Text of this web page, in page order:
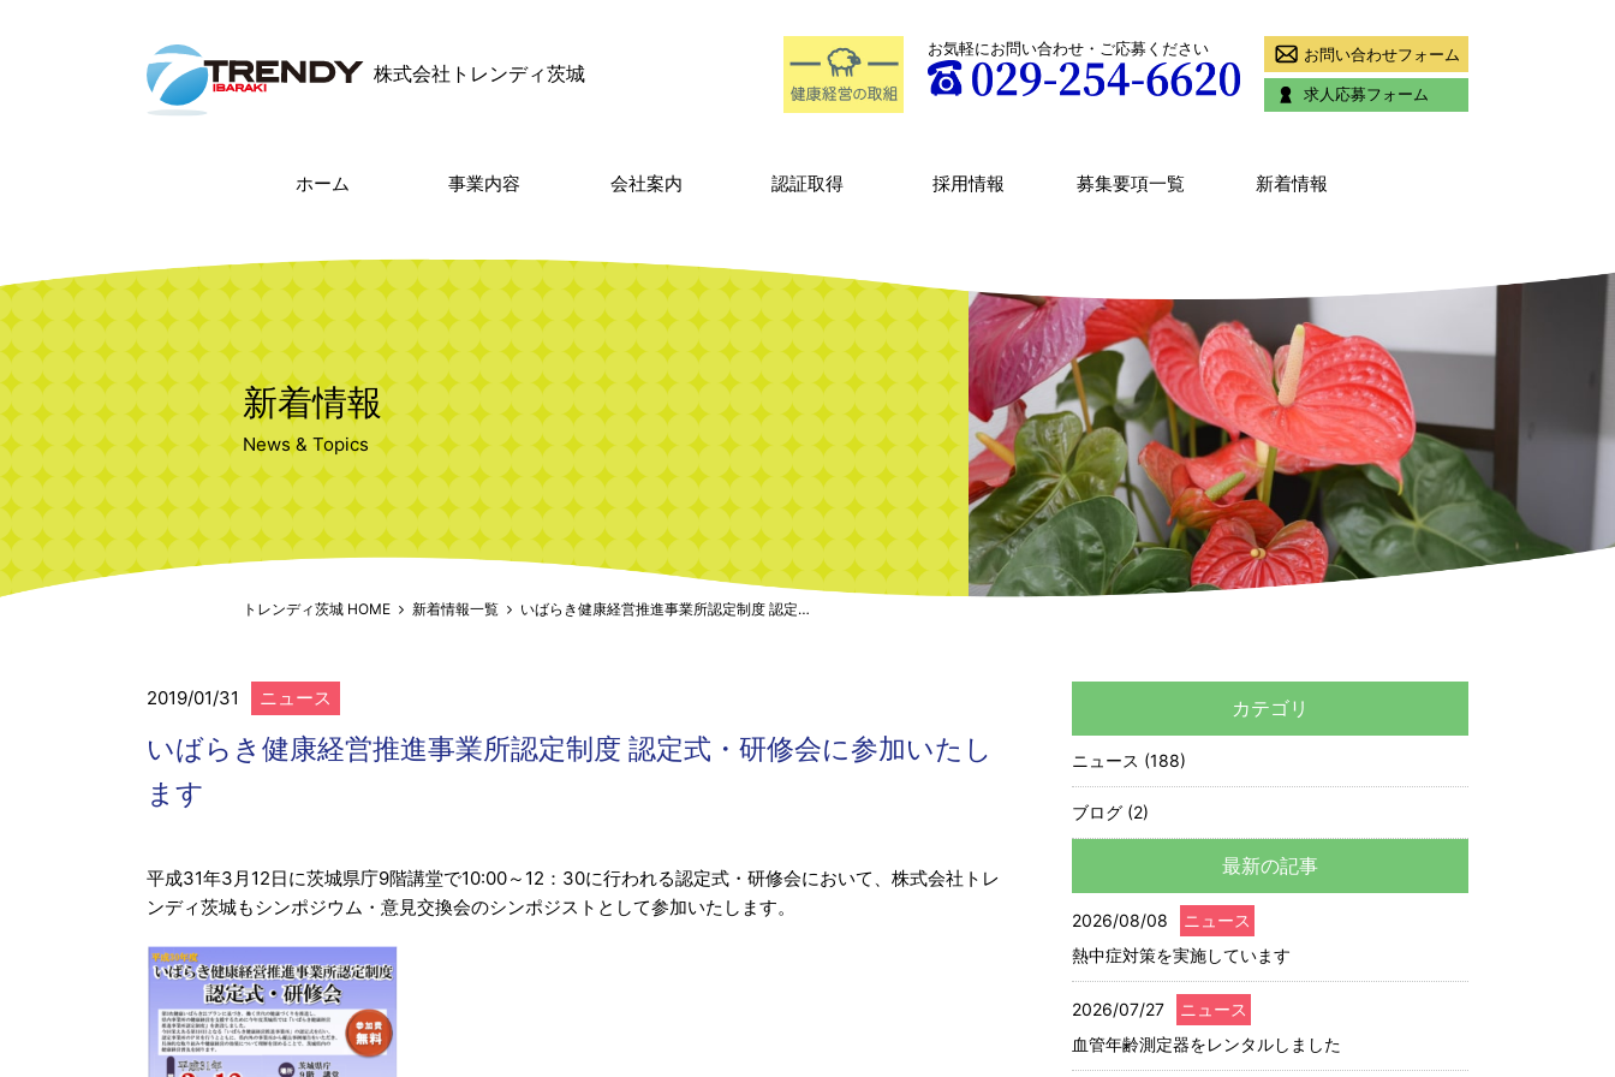
株式会社トレンディ茨城
お気軽にお問い合わせ・ご応募ください お問い合わせフォーム
求人応募フォーム
ホーム 事業内容 会社案内 認証取得 採用情報 募集要項一覧 新着情報
新着情報
News & Topics
トレンディ茨城 HOME 新着情報一覧 いばらき健康経営推進事業所認定制度 認定…
2019/01/31 ニュース
いばらき健康経営推進事業所認定制度 認定式・研修会に参加いたし
ます
平成31年3月12日に茨城県庁9階講堂で10:00～12：30に行われる認定式・研修会において、株式会社トレ
ンディ茨城もシンポジウム・意見交換会のシンポジストとして参加いたします。
カテゴリ
ニュース (188)
ブログ (2)
最新の記事
2026/08/08
ニュース
熱中症対策を実施しています
2026/07/27
ニュース
血管年齢測定器をレンタルしました